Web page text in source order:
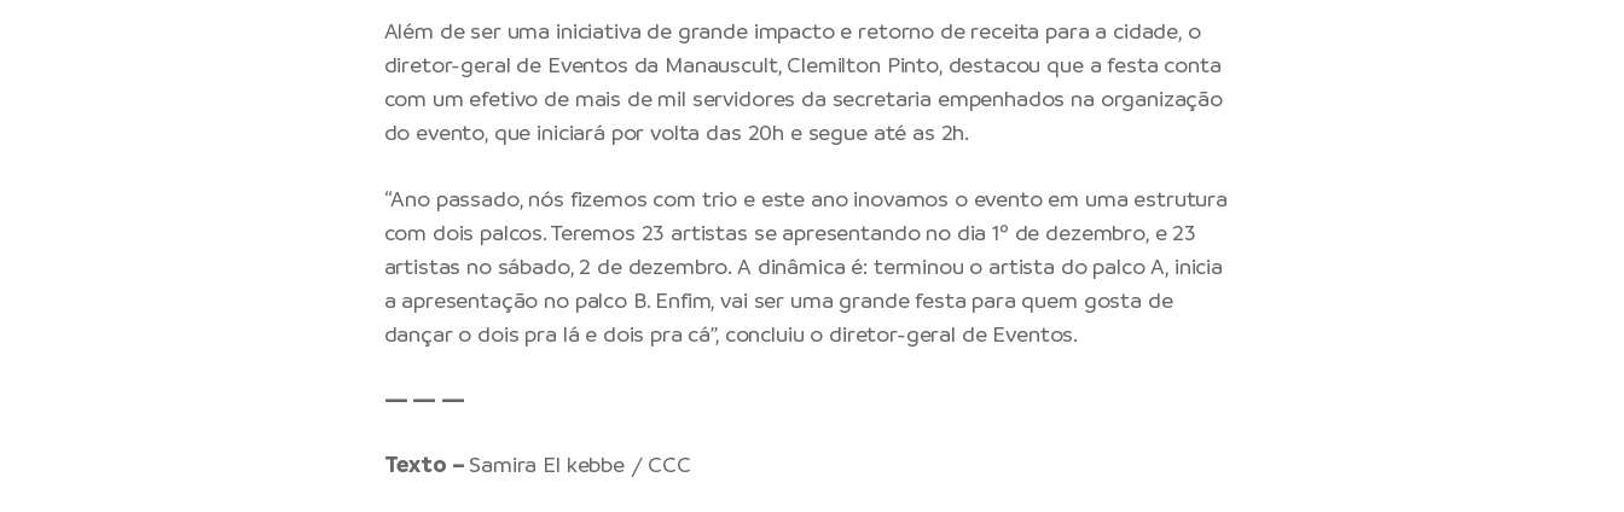
Além de ser uma iniciativa de grande impacto e retorno de receita para a cidade, o
diretor-geral de Eventos da Manauscult, Clemilton Pinto, destacou que a festa conta
com um efetivo de mais de mil servidores da secretaria empenhados na organização
do evento, que iniciará por volta das 20h e segue até as 2h.
“Ano passado, nós fizemos com trio e este ano inovamos o evento em uma estrutura
com dois palcos. Teremos 23 artistas se apresentando no dia 1º de dezembro, e 23
artistas no sábado, 2 de dezembro. A dinâmica é: terminou o artista do palco A, inicia
a apresentação no palco B. Enfim, vai ser uma grande festa para quem gosta de
dançar o dois pra lá e dois pra cá”, concluiu o diretor-geral de Eventos.
— — —
Texto –Samira El kebbe / CCC